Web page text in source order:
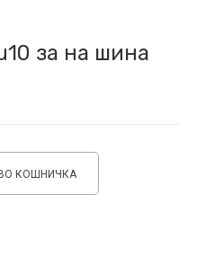
за на шина
КОШНИЧКА